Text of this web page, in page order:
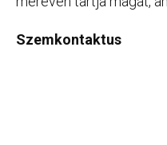
Szemkontaktus